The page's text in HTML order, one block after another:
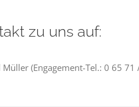
zu uns auf:
(Engagement-Tel.: 0 65